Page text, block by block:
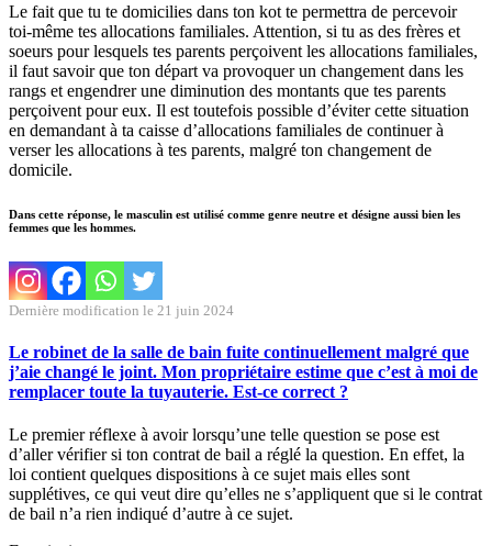
Le fait que tu te domicilies dans ton kot te permettra de percevoir
toi-même tes allocations familiales. Attention, si tu as des frères et
soeurs pour lesquels tes parents perçoivent les allocations familiales,
il faut savoir que ton départ va provoquer un changement dans les
rangs et engendrer une diminution des montants que tes parents
perçoivent pour eux. Il est toutefois possible d’éviter cette situation
en demandant à ta caisse d’allocations familiales de continuer à
verser les allocations à tes parents, malgré ton changement de
domicile.
Dans cette réponse, le masculin est utilisé comme genre neutre et désigne aussi bien les
femmes que les hommes.
Dernière modification le 21 juin 2024
Le robinet de la salle de bain fuite continuellement malgré que
j’aie changé le joint. Mon propriétaire estime que c’est à moi de
remplacer toute la tuyauterie. Est-ce correct ?
Le premier réflexe à avoir lorsqu’une telle question se pose est
d’aller vérifier si ton contrat de bail a réglé la question. En effet, la
loi contient quelques dispositions à ce sujet mais elles sont
supplétives, ce qui veut dire qu’elles ne s’appliquent que si le contrat
de bail n’a rien indiqué d’autre à ce sujet.